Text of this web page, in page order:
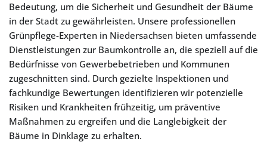
Bedeutung, um die Sicherheit und Gesundheit der Bäume
in der Stadt zu gewährleisten. Unsere professionellen
Grünpflege-Experten in Niedersachsen bieten umfassende
Dienstleistungen zur Baumkontrolle an, die speziell auf die
Bedürfnisse von Gewerbebetrieben und Kommunen
zugeschnitten sind. Durch gezielte Inspektionen und
fachkundige Bewertungen identifizieren wir potenzielle
Risiken und Krankheiten frühzeitig, um präventive
Maßnahmen zu ergreifen und die Langlebigkeit der
Bäume in Dinklage zu erhalten.